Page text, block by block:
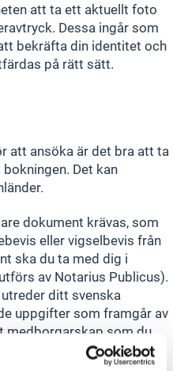
att ta ett aktuellt foto
Dessa ingår som
bekräfta din identitet och
på rätt sätt.
att ansöka är det bra att ta
Det kan
dokument krävas, som
eller vigselbevis från
ska du ta med dig i
av Notarius Publicus).
ditt svenska
uppgifter som framgår av
medborgarskap som du